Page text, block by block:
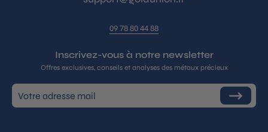
09 78 80 44 88
Inscrivez-vous à notre newsletter
Offres exclusives, conseils et analyses des métaux précieux
Inscrivez-
vous
S'inscrire